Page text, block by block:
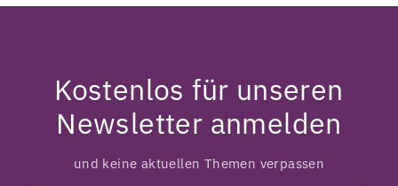
Kostenlos für unseren
Newsletter anmelden
und keine aktuellen Themen verpassen